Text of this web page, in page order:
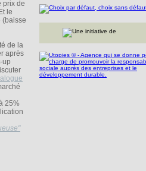
prix de
le
(baisse
de la
après
up
25%